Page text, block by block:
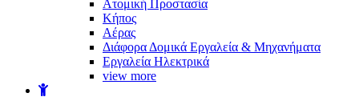
Aτομική Προστασία
Kήπος
Αέρας
Διάφορα Δομικά Εργαλεία & Μηχανήματα
Εργαλεία Ηλεκτρικά
view more